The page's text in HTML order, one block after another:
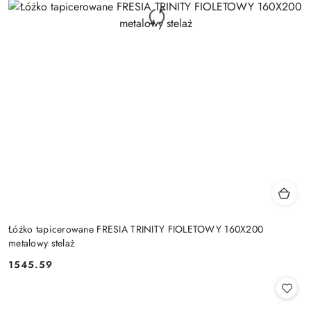
Łóżko tapicerowane FRESIA TRINITY FIOLETOWY 160X200
metalowy stelaż
Cena:
1545.59